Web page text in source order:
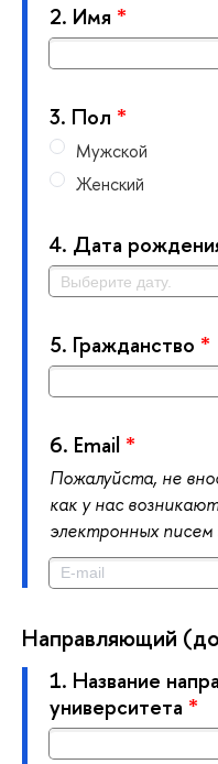
2. Имя *
3. Пол *
Мужской
Женский
4. Дата
5. Гражданство *
6. Email *
Пожалуйста, не
как у нас
электронных
Направляющий
1. Название
университета *